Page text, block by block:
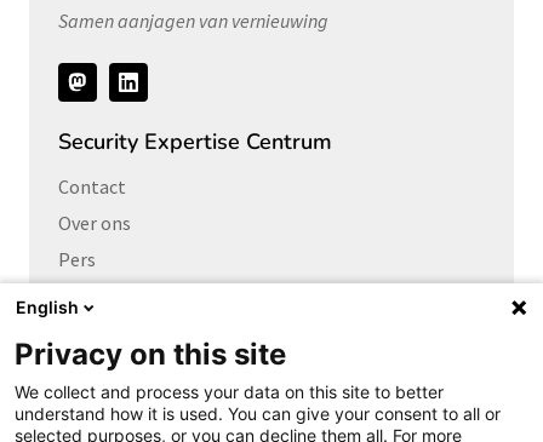
Samen aanjagen van vernieuwing
Volg
ons
Security Expertise Centrum
Contact
Over ons
Pers
Vacatures
Links naar
Cybersecurity Community
Platform Integrale veiligheid
English
Privacy on this site
We collect and process your data on this site to better
understand how it is used. You can give your consent to all or
selected purposes, or you can decline them all. For more